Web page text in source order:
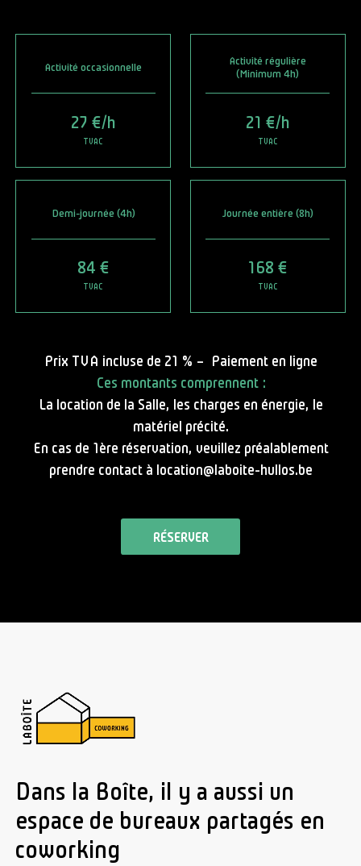
Activité occasionnelle
27 €/h
TVAC
Activité régulière
(Minimum 4h)
21 €/h
TVAC
Demi-journée (4h)
84 €
TVAC
Journée entière (8h)
168 €
TVAC
Prix TVA incluse de 21 % – Paiement en ligne
Ces montants comprennent :
La location de la Salle, les charges en énergie, le
matériel précité.
En cas de 1ère réservation, veuillez préalablement
prendre contact à location@laboite-hullos.be
RÉSERVER
Dans la Boîte, il y a aussi un
espace de bureaux partagés en
coworking